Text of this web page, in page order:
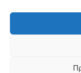
Πνευματικά δικαιώματα